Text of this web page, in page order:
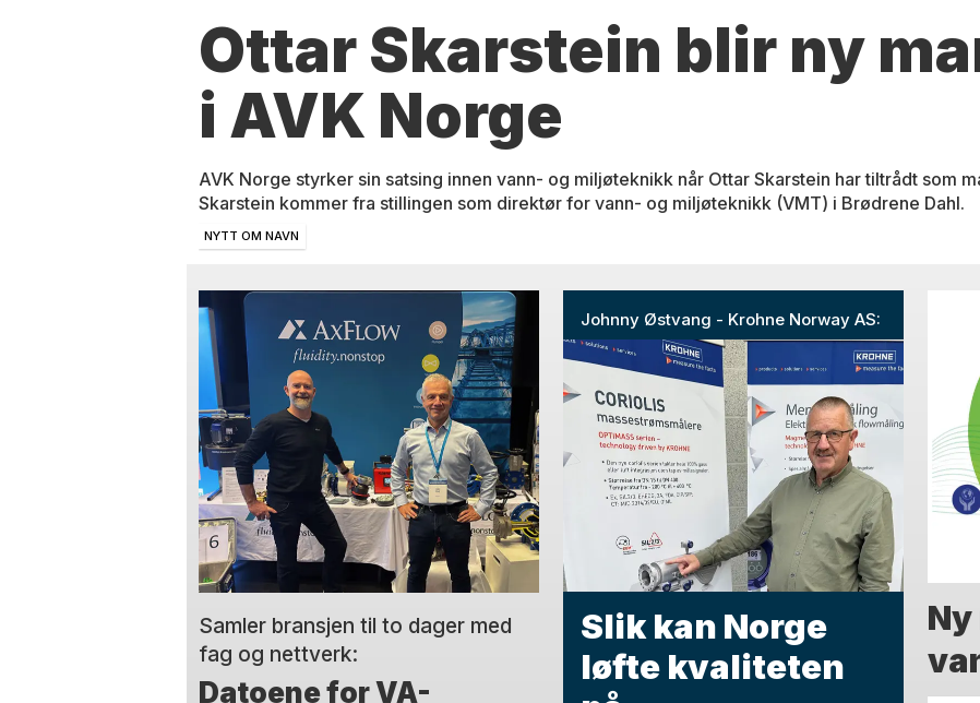
Ottar Skarstein blir ny
i AVK Norge
AVK Norge styrker sin satsing innen vann- og miljøteknikk når Ottar Skarstein har tiltrådt som
Skarstein kommer fra stillingen som direktør for vann- og miljøteknikk (VMT) i Brødrene Dahl.
NYTT OM NAVN
Samler bransjen til to dager med
fag og nettverk:
Datoene for VA-
Johnny Østvang - Krohne Norway AS:
Slik kan Norge
løfte kvaliteten